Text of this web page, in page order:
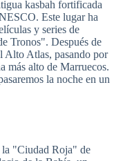
kasbah fortificada
Este lugar ha
y series de
Tronos". Después de
Alto Atlas, pasando por
más alto de Marruecos.
la noche en un
la "Ciudad Roja" de